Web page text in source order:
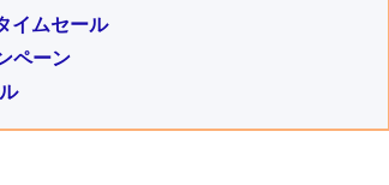
イムセール
ペーン